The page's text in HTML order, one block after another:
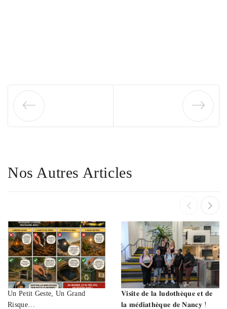
Nos Autres Articles
Un Petit Geste, Un Grand
Risque…
𝐕𝐢𝐬𝐢𝐭𝐞 𝐝𝐞 𝐥𝐚 𝐥𝐮𝐝𝐨𝐭𝐡𝐞̀𝐪𝐮𝐞 𝐞𝐭 𝐝𝐞
𝐥𝐚 𝐦𝐞́𝐝𝐢𝐚𝐭𝐡𝐞̀𝐪𝐮𝐞 𝐝𝐞 𝐍𝐚𝐧𝐜𝐲 !